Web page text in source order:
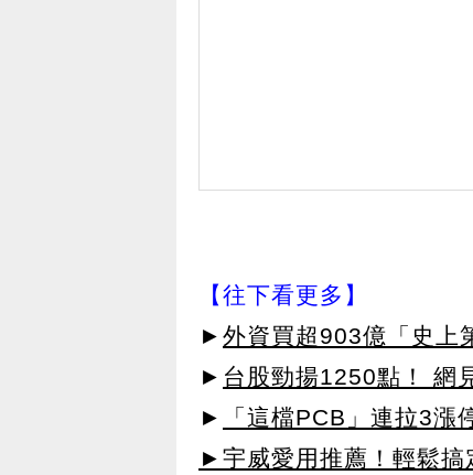
【往下看更多】
► 外資買超903億「史上
► 台股勁揚1250點！ 網
►
「這檔PCB」連拉3漲
►宇威愛用推薦！輕鬆搞